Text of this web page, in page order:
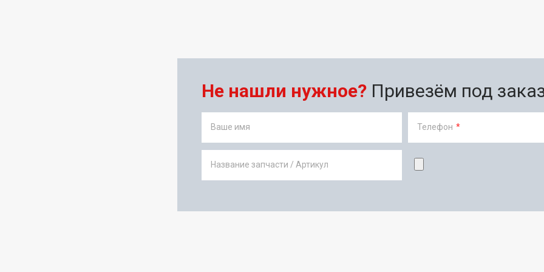
Не нашли нужное? Привезём под
Ваше имя Телефон *
Название запчасти / Артикул